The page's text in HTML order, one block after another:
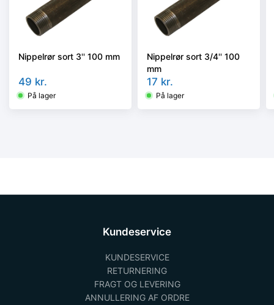
Nippelrør sort 3'' 100 mm
49 kr.
På lager
Nippelrør sort 3/4'' 100
mm
17 kr.
På lager
Kundeservice
KUNDESERVICE
RETURNERING
FRAGT OG LEVERING
ANNULLERING AF ORDRE